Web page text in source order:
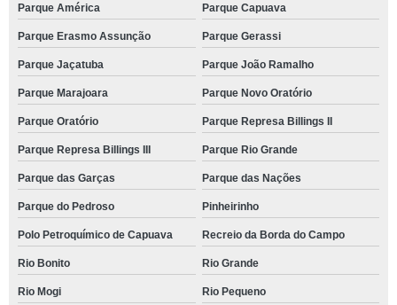
Parque América Parque Capuava
Parque Erasmo Assunção Parque Gerassi
Parque Jaçatuba Parque João Ramalho
Parque Marajoara Parque Novo Oratório
Parque Oratório Parque Represa Billings II
Parque Represa Billings III Parque Rio Grande
Parque das Garças Parque das Nações
Parque do Pedroso Pinheirinho
Polo Petroquímico de Capuava Recreio da Borda do Campo
Rio Bonito Rio Grande
Rio Mogi Rio Pequeno